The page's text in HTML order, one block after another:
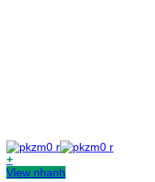
+
View nhanh